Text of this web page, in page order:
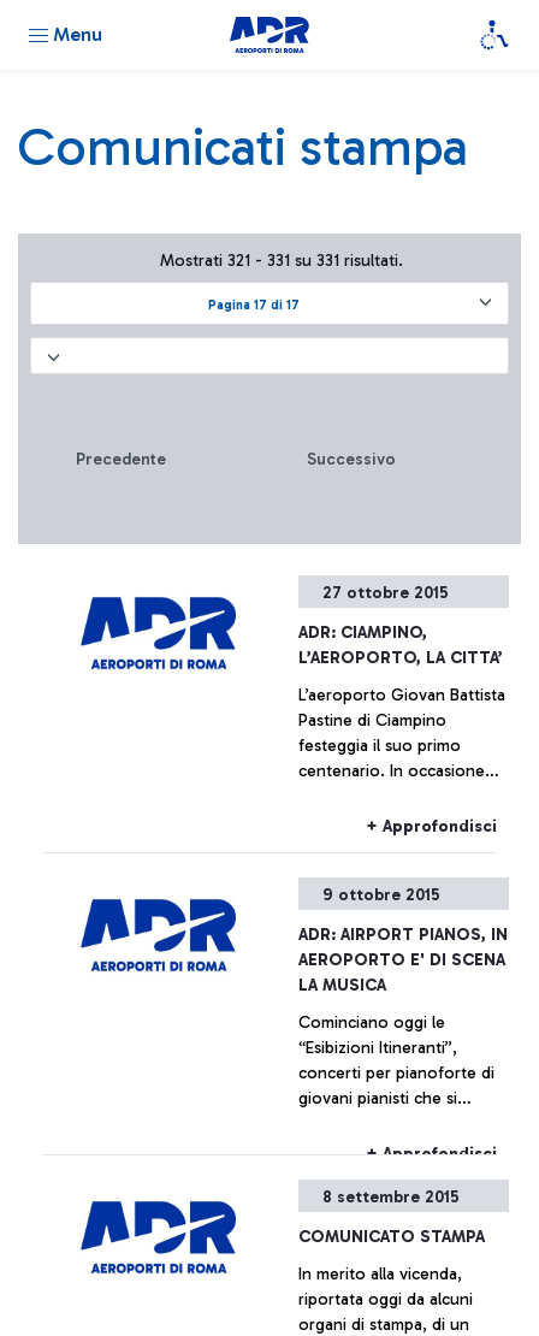
Menu
Comunicati stampa
Pagina 17 di 17
Mostrati 321 - 331 su 331 risultati.
Precedente Successivo
27 ottobre 2015
ADR: CIAMPINO,
L’AEROPORTO, LA CITTA’
L’aeroporto Giovan Battista
Pastine di Ciampino
festeggia il suo primo
centenario. In occasione
prossimo 27 ottobre fino al
con il Comune di Ciampino
di varia natura, la storia
dell’aeroporto che è anche,
e indissolubilmente, la
storia della città che lo
+ Approfondisci
9 ottobre 2015
ADR: AIRPORT PIANOS, IN
AEROPORTO E' DI SCENA
LA MUSICA
Cominciano oggi le
“Esibizioni Itineranti”,
concerti per pianoforte di
giovani pianisti che si
dell’aeroporto Leonardo da
+ Approfondisci
8 settembre 2015
COMUNICATO STAMPA
In merito alla vicenda,
riportata oggi da alcuni
organi di stampa, di un